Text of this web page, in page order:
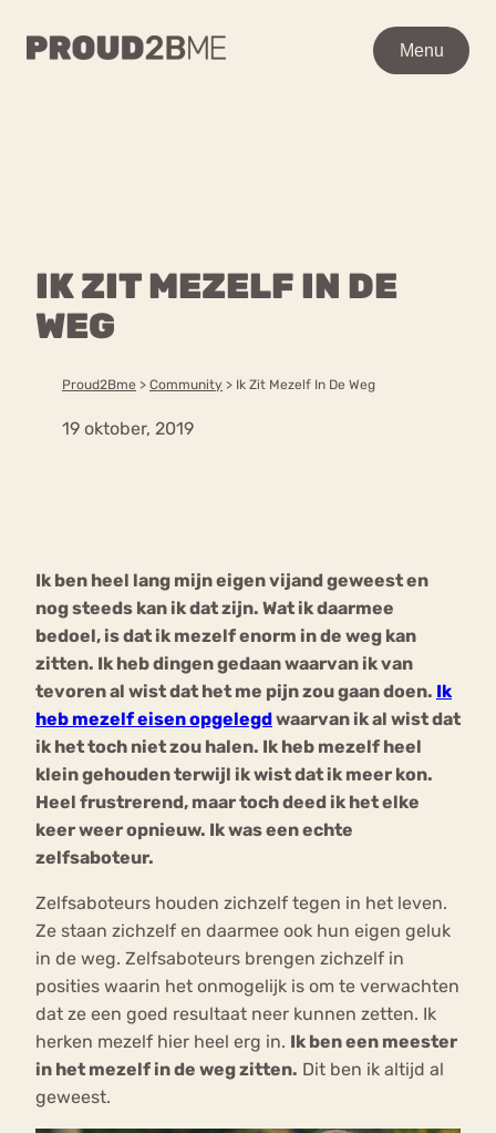
Menu
IK ZIT MEZELF IN DE
WEG
Proud2Bme > Community > Ik Zit Mezelf In De Weg
19 oktober, 2019
Ik ben heel lang mijn eigen vijand geweest en
nog steeds kan ik dat zijn. Wat ik daarmee
bedoel, is dat ik mezelf enorm in de weg kan
zitten. Ik heb dingen gedaan waarvan ik van
tevoren al wist dat het me pijn zou gaan doen. Ik
heb mezelf eisen opgelegdwaarvan ik al wist dat
ik het toch niet zou halen. Ik heb mezelf heel
klein gehouden terwijl ik wist dat ik meer kon.
Heel frustrerend, maar toch deed ik het elke
keer weer opnieuw. Ik was een echte
zelfsaboteur.
Zelfsaboteurs houden zichzelf tegen in het leven.
Ze staan zichzelf en daarmee ook hun eigen geluk
in de weg. Zelfsaboteurs brengen zichzelf in
posities waarin het onmogelijk is om te verwachten
dat ze een goed resultaat neer kunnen zetten. Ik
herken mezelf hier heel erg in. Ik ben een meester
in het mezelf in de weg zitten. Dit ben ik altijd al
geweest.
Menu
Content
Over ons
Chat
Forum
WAAR BEN JE NAAR OP
Over proud2bme
Contact
Vacatures
mia
Nerv
osa
Eetstoornis Anorexia Nervosa
Eetbuien Piekeren Sport
Trauma
Orthorexia
Afvallen Angst